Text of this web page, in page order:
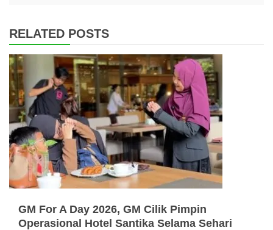
RELATED POSTS
GM For A Day 2026, GM Cilik Pimpin
Operasional Hotel Santika Selama Sehari